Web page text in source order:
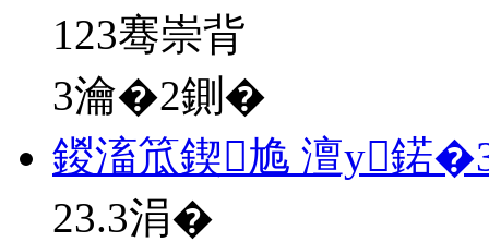
123骞崇背
3瀹�2鍘�
鍐滀笟鍥尯 澶у鍩
23.3涓�